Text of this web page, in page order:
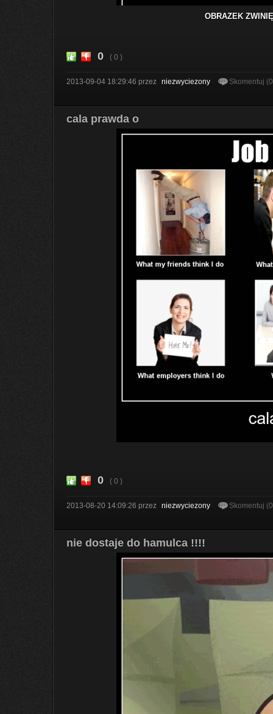
OBRAZEK
0 ( 0 )
2013-09-04 18:29:46 przez niezwyciezony Skomentuj
cala prawda o
0 ( 0 )
2013-08-20 14:09:26 przez niezwyciezony Skomentuj
nie dostaje do hamulca !!!!